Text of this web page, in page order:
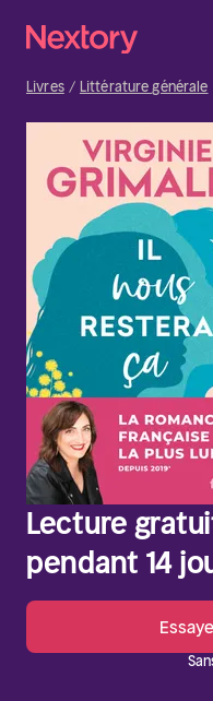
Livres Littérature générale
Lecture
pendant 14